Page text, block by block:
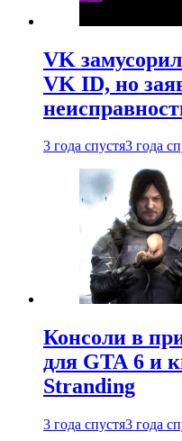
VK
VK ID, но
3 года спустя3 года
Консоли в
для GTA 6 и
Stranding
3 года спустя3 года